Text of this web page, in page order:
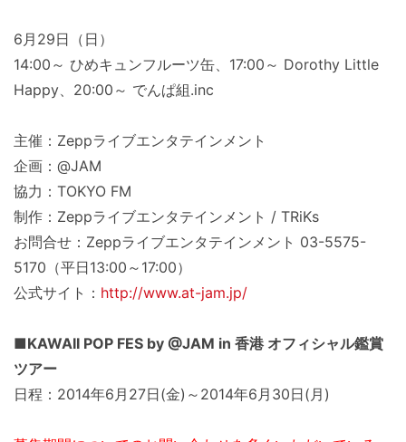
6月29日（日）
14:00～ ひめキュンフルーツ缶、17:00～ Dorothy Little
Happy、20:00～ でんぱ組.inc
主催：Zeppライブエンタテインメント
企画：@JAM
協力：TOKYO FM
制作：Zeppライブエンタテインメント / TRiKs
お問合せ：Zeppライブエンタテインメント 03-5575-
5170（平日13:00～17:00）
公式サイト： http://www.at-jam.jp/
■KAWAII POP FES by @JAM in 香港 オフィシャル鑑賞
ツアー
日程：2014年6月27日(金)～2014年6月30日(月)